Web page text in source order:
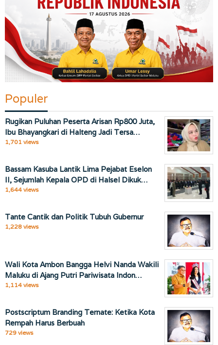
Populer
Rugikan Puluhan Peserta Arisan Rp800 Juta,
Ibu Bhayangkari di Halteng Jadi Tersa…
1,701 views
Bassam Kasuba Lantik Lima Pejabat Eselon
II, Sejumlah Kepala OPD di Halsel Dikuk…
1,644 views
Tante Cantik dan Politik Tubuh Gubernur
1,228 views
Wali Kota Ambon Bangga Helvi Nanda Wakili
Maluku di Ajang Putri Pariwisata Indon…
1,114 views
Postscriptum Branding Ternate: Ketika Kota
Rempah Harus Berbuah
729 views